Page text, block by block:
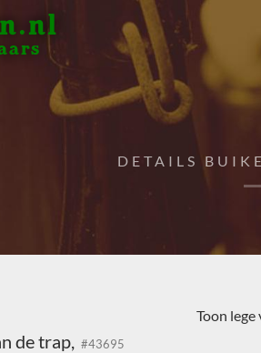
DETAILS
de trap, #43695
Toon lege